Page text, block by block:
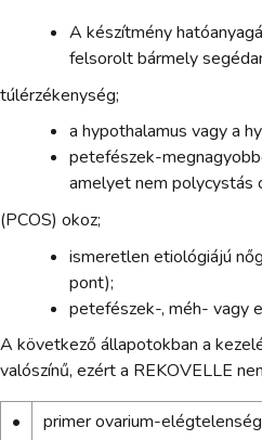
A készítmény
felsorolt bármely
túlérzékenység;
a hypothalamus vagy a
petefészek-
amelyet nem polycystás
(PCOS) okoz;
ismeretlen etiológiájú
pont);
petefészek-, méh- vagy
A következő állapotokban a
valószínű, ezért a REKOVELLE
• primer ovarium-